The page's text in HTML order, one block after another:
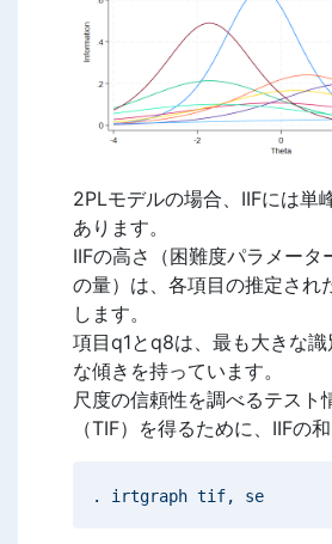
2PLモデルの場合、IIFには単
あります。
IIFの高さ（困難度パラメータ
の量）は、各項目の推定され
します。
項目q1とq8は、最も大きな識
な傾きを持っています。
尺度の信頼性を調べるテスト
（TIF）を得るために、IIFの
. irtgraph tif, se